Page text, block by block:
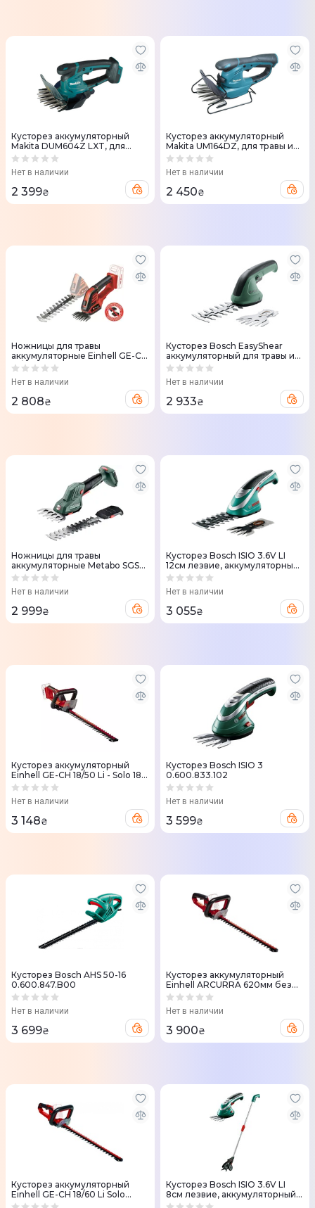
Кусторез аккумуляторный
Makita DUM604Z LXT, для
травы и кустов, 18 В, 160 мм
Нет в наличии
2 399₴
Кусторез аккумуляторный
Makita UM164DZ, для травы и
кустов, 10.8 В, 160 мм
Нет в наличии
2 450₴
Ножницы для травы
аккумуляторные Einhell GE-CG
18/100 Li-Solo, 18V PXC, 10см
Нет в наличии
2 808₴
Кусторез Bosch EasyShear
аккумуляторный для травы и
кустов (0.600.833.300)
Нет в наличии
2 933₴
Ножницы для травы
аккумуляторные Metabo SGS
18 LTX Q 18V лезвие 11.5см +
Нет в наличии
2 999₴
Кусторез Bosch ISIO 3.6V LI
12см лезвие, аккумуляторный
(0.600.833.108)
Нет в наличии
3 055₴
Кусторез аккумуляторный
Einhell GE-CH 18/50 Li - Solo 18V
500мм (без АКБ и ЗУ) 3410945
Нет в наличии
3 148₴
Кусторез Bosch ISIO 3
0.600.833.102
Нет в наличии
3 599₴
Кусторез Bosch AHS 50-16
0.600.847.B00
Нет в наличии
3 699₴
Кусторез аккумуляторный
Einhell ARCURRA 620мм без
АКБ и ЗУ (3410920)
Нет в наличии
3 900₴
Кусторез аккумуляторный
Einhell GE-CH 18/60 Li Solo
600мм (3410930)
Кусторез Bosch ISIO 3.6V LI
8см лезвие, аккумуляторный
со штангой (0.600.833.109)